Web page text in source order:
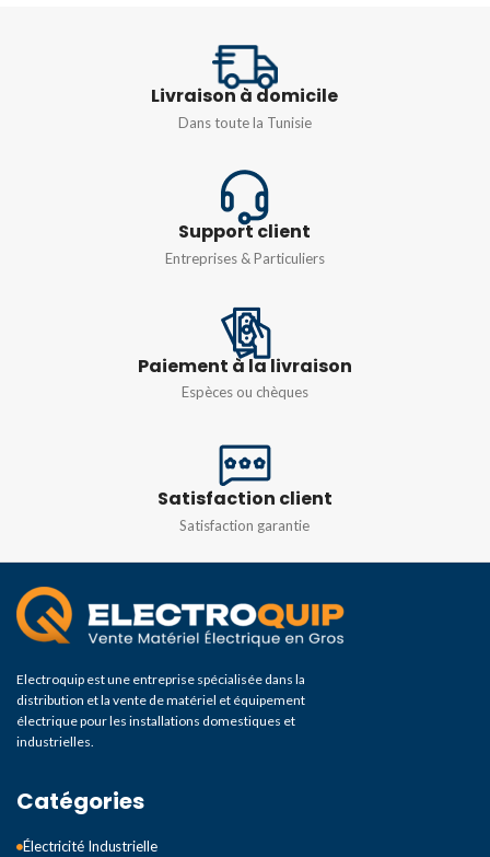
TEMPÉRATURE DE
FLUX LUMINEUX TOTAL
PUISSANCE
COULEUR
865 [CCT de 6500K]
COULEUR
FLUX LUMINEUX TOTAL
(EN LM)
430 lm
Livraison à domicile
Dans toute la Tunisie
Support client
Entreprises & Particuliers
Paiement à la livraison
Espèces ou chèques
Satisfaction client
Satisfaction garantie
Electroquip est une entreprise spécialisée dans la
distribution et la vente de matériel et équipement
électrique pour les installations domestiques et
industrielles.
Catégories
Électricité Industrielle